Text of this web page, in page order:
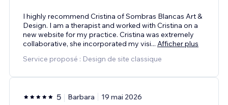
I highly recommend Cristina of Sombras Blancas Art &
Design. I am a therapist and worked with Cristina on a
new website for my practice. Cristina was extremely
collaborative, she incorporated my visi... Afficher plus
Service proposé : Design de site classique
5 Barbara 19 mai 2026